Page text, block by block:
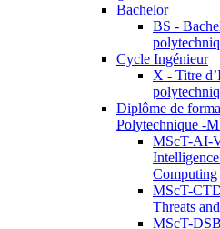
Bachelor
BS -
Cycle Ingénieur
X - Titre
Diplôme de
Polytechnique -
MScT-AI-
Computing
MScT-
Threats
MScT-